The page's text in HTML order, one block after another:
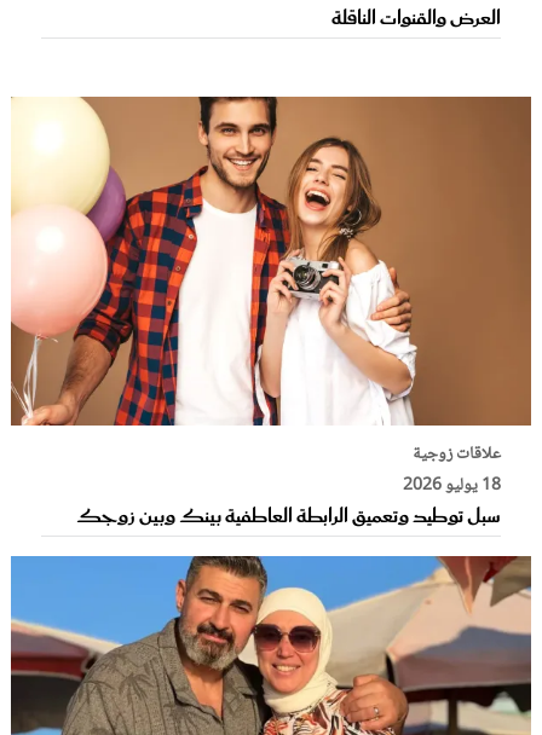
العرض والقنوات الناقلة
علاقات زوجية
18 يوليو 2026
سبل توطيد وتعميق الرابطة العاطفية بينك وبين زوجك